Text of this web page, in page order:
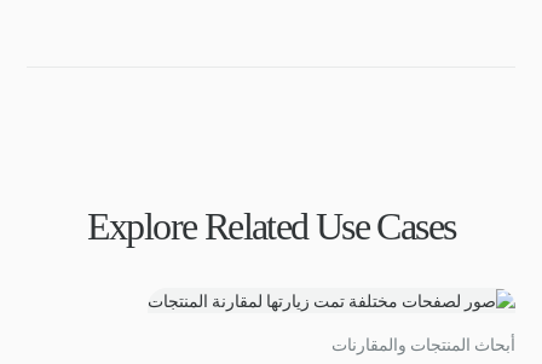
Explore Related Use Cases
أبحاث المنتجات والمقارنات